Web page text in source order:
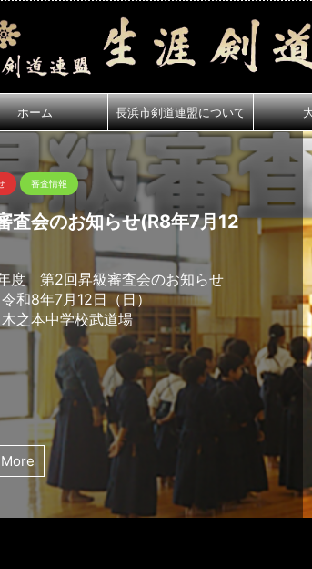
ホーム 長浜市剣道連盟について
審査情報
査会のお知らせ(R8年7月12
度 第2回昇級審査会のお知らせ
和8年7月12日（日）
之本中学校武道場